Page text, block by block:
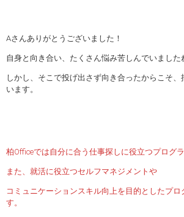
Aさんありがとうございました！
自身と向き合い、たくさん悩み苦しんでいました
しかし、そこで投げ出さず向き合ったからこそ
います。
柏Officeでは自分に合う仕事探しに役立つプログ
また、就活に役立つセルフマネジメントや
コミュニケーションスキル向上を目的としたプロ
す。